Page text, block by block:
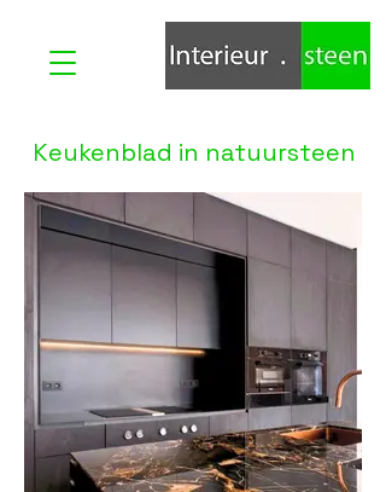
Keukenblad in natuursteen